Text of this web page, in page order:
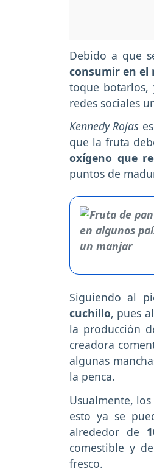
Debido a que
consumir en el
toque botarlos,
redes sociales
Kennedy Rojas
que la fruta
oxígeno que
puntos de
Siguiendo al
cuchillo, pues
la producción
creadora
algunas
la penca.
Usualmente,
esto ya se
alrededor de
comestible y
fresco.